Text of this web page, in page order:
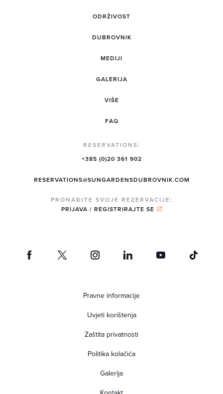
ODRŽIVOST
DUBROVNIK
MEDIJI
GALERIJA
VIŠE
FAQ
RESERVATIONS:
+385 (0)20 361 902
RESERVATIONS@SUNGARDENSDUBROVNIK.COM
PRONAĐITE SVOJE REZERVACIJE:
PRIJAVA / REGISTRIRAJTE SE
Pravne informacije
Uvjeti korištenja
Zaštita privatnosti
Politika kolačića
Galerija